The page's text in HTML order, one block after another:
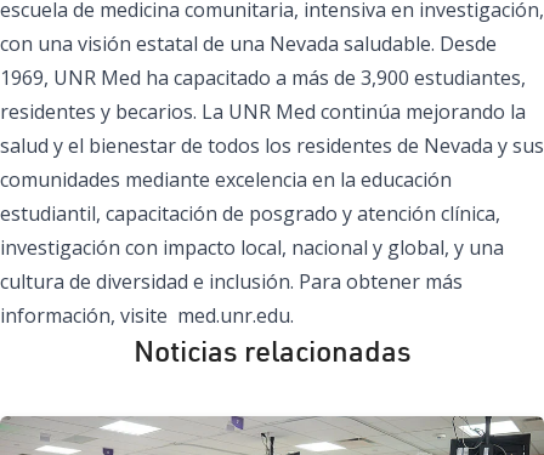
escuela de medicina comunitaria, intensiva en investigación,
con una visión estatal de una Nevada saludable. Desde
1969, UNR Med ha capacitado a más de 3,900 estudiantes,
residentes y becarios. La UNR Med continúa mejorando la
salud y el bienestar de todos los residentes de Nevada y sus
comunidades mediante excelencia en la educación
estudiantil, capacitación de posgrado y atención clínica,
investigación con impacto local, nacional y global, y una
cultura de diversidad e inclusión. Para obtener más
información, visite med.unr.edu.
Noticias relacionadas